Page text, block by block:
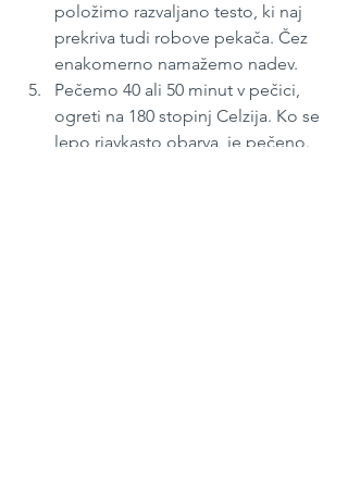
položimo razvaljano testo, ki naj
prekriva tudi robove pekača. Čez
enakomerno namažemo nadev.
Pečemo 40 ali 50 minut v pečici,
ogreti na 180 stopinj Celzija. Ko se
lepo rjavkasto obarva, je pečeno.